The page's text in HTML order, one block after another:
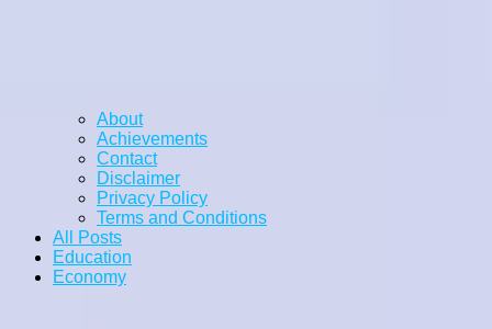
About
Achievements
Contact
Disclaimer
Privacy Policy
Terms and Conditions
All Posts
Education
Economy